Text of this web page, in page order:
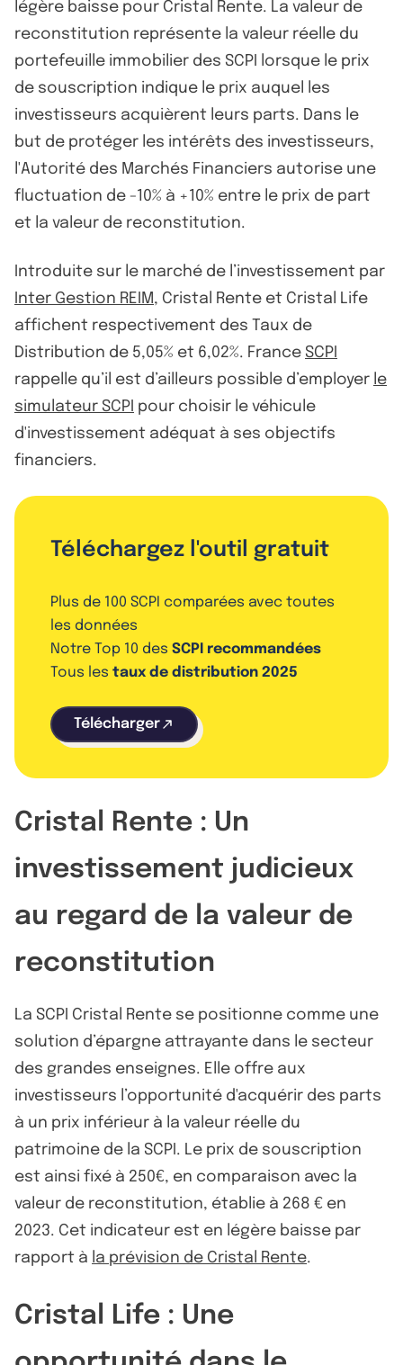
légère baisse pour Cristal Rente. La valeur de
reconstitution représente la valeur réelle du
portefeuille immobilier des SCPI lorsque le prix
de souscription indique le prix auquel les
investisseurs acquièrent leurs parts. Dans le
but de protéger les intérêts des investisseurs,
l'Autorité des Marchés Financiers autorise une
fluctuation de -10% à +10% entre le prix de part
et la valeur de reconstitution.
Introduite sur le marché de l’investissement par
Inter Gestion REIM, Cristal Rente et Cristal Life
affichent respectivement des Taux de
Distribution de 5,05% et 6,02%. France SCPI
rappelle qu’il est d’ailleurs possible d’employer le
simulateur SCPI pour choisir le véhicule
d'investissement adéquat à ses objectifs
financiers.
Téléchargez l'outil gratuit
Plus de 100 SCPI comparées avec toutes
les données
Notre Top 10 des SCPI recommandées
Tous les taux de distribution 2025
Télécharger
Cristal Rente : Un
investissement judicieux
au regard de la valeur de
reconstitution
La SCPI Cristal Rente se positionne comme une
solution d’épargne attrayante dans le secteur
des grandes enseignes. Elle offre aux
investisseurs l’opportunité d'acquérir des parts
à un prix inférieur à la valeur réelle du
patrimoine de la SCPI. Le prix de souscription
est ainsi fixé à 250€, en comparaison avec la
valeur de reconstitution, établie à 268 € en
2023. Cet indicateur est en légère baisse par
rapport à la prévision de Cristal Rente.
Cristal Life : Une